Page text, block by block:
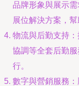
品牌形象與展示
展位解決方案，
物流與后勤支持
協調等全套后勤
行。
數字與營銷服務